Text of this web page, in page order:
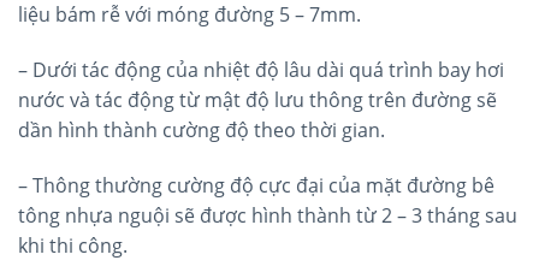
liệu bám rễ với móng đường 5 – 7mm.
– Dưới tác động của nhiệt độ lâu dài quá trình bay hơi
nước và tác động từ mật độ lưu thông trên đường sẽ
dần hình thành cường độ theo thời gian.
– Thông thường cường độ cực đại của mặt đường bê
tông nhựa nguội sẽ được hình thành từ 2 – 3 tháng sau
khi thi công.